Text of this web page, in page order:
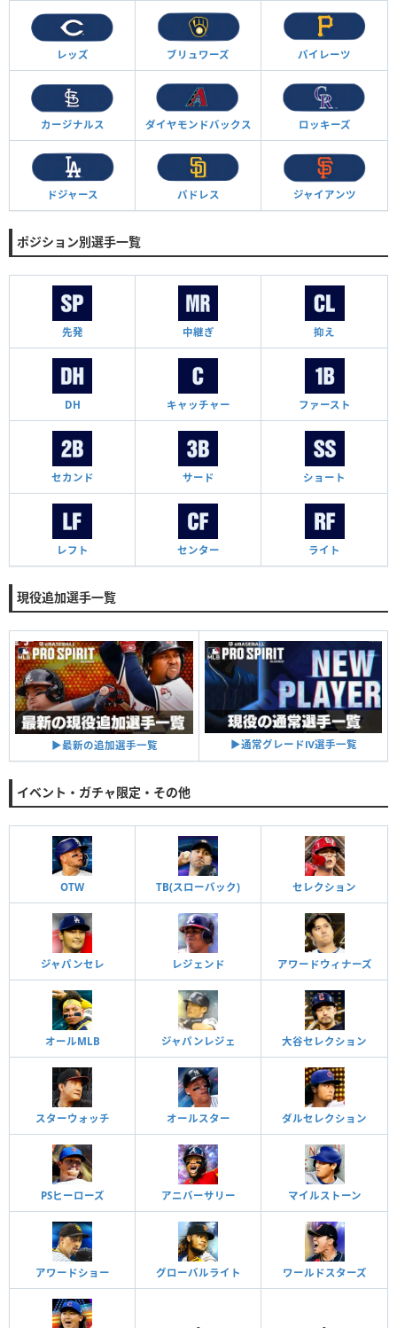
レッズ ブリュワーズ パイレーツ
カージナルス ダイヤモンドバックス ロッキーズ
ドジャース パドレス ジャイアンツ
ポジション別選手一覧
先発 中継ぎ 抑え
DH キャッチャー ファースト
セカンド サード ショート
レフト センター ライト
現役追加選手一覧
▶︎最新の追加選手一覧 ▶︎通常グレードⅣ選手一覧
イベント・ガチャ限定・その他
OTW TB(スローバック) セレクション
ジャパンセレ レジェンド アワードウィナーズ
オールMLB ジャパンレジェ 大谷セレクション
スターウォッチ オールスター ダルセレクション
PSヒーローズ アニバーサリー マイルストーン
アワードショー グローバルライト ワールドスターズ